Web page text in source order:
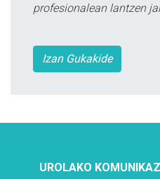
profesionalean lantzen
Izan Gukakide
UROLAKO